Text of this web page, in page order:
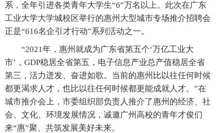
系，全年引进各类青年大学生“6”万名以上。此次在广东
工业大学大学城校区举行的惠州大型城市专场推介招聘会
正是“616名企引才行动”系列活动之一。
“2021年，惠州就成为广东省第五个‘万亿工业大
市’，GDP稳居全省第五，电子信息产业总产值稳居全省
第三，活力迸发、奋进如歌。当前的惠州比以往任何时候
都更渴求人才，也比以往任何时候都更能成就人才。”在
城市推介会上，市委组织部负责人推介了惠州的经济、社
会、文化、环境发展情况，诚邀广州高校的青年才俊们
来“惠”聚、共筑发展美好未来。